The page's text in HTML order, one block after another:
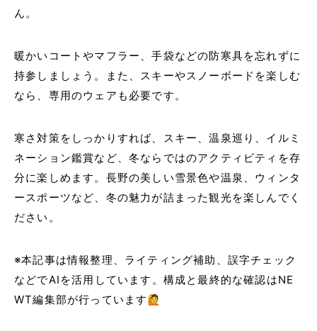
ん。
暖かいコートやマフラー、手袋などの防寒具を忘れずに
持参しましょう。また、スキーやスノーボードを楽しむ
なら、専用のウェアも必要です。
寒さ対策をしっかりすれば、スキー、温泉巡り、イルミ
ネーション鑑賞など、冬ならではのアクティビティを存
分に楽しめます。長野の美しい雪景色や温泉、ウィンタ
ースポーツなど、冬の魅力が詰まった観光を楽しんでく
ださい。
※本記事は情報整理、ライティング補助、誤字チェック
などでAIを活用しています。構成と最終的な確認はNE
WT編集部が行っています🙋